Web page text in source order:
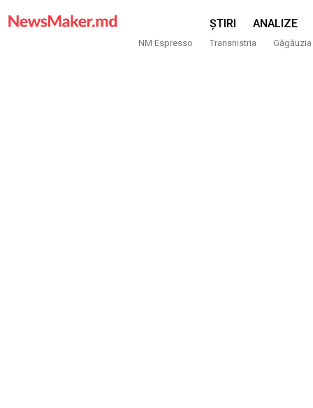
ȘTIRI ANALIZE
NM Espresso Transnistria Găgăuzia